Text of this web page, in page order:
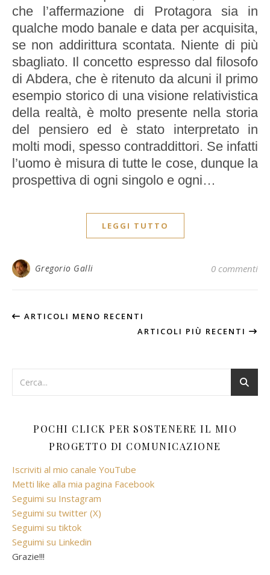
che l’affermazione di Protagora sia in
qualche modo banale e data per acquisita,
se non addirittura scontata. Niente di più
sbagliato. Il concetto espresso dal filosofo
di Abdera, che è ritenuto da alcuni il primo
esempio storico di una visione relativistica
della realtà, è molto presente nella storia
del pensiero ed è stato interpretato in
molti modi, spesso contraddittori. Se infatti
l’uomo è misura di tutte le cose, dunque la
prospettiva di ogni singolo e ogni…
LEGGI TUTTO
Gregorio Galli 0 commenti
ARTICOLI MENO RECENTI
ARTICOLI PIÙ RECENTI
POCHI CLICK PER SOSTENERE IL MIO
PROGETTO DI COMUNICAZIONE
Iscriviti al mio canale YouTube
Metti like alla mia pagina Facebook
Seguimi su Instagram
Seguimi su twitter (X)
Seguimi su tiktok
Seguimi su Linkedin
Grazie!!!